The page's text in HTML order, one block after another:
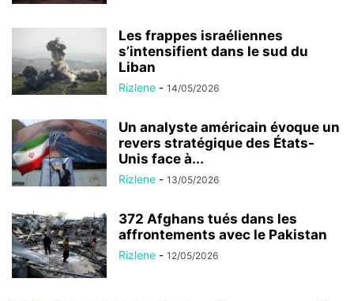
Les frappes israéliennes
s’intensifient dans le sud du
Liban
Rizlene - 14/05/2026
Un analyste américain évoque un
revers stratégique des États-
Unis face à...
Rizlene - 13/05/2026
372 Afghans tués dans les
affrontements avec le Pakistan
Rizlene - 12/05/2026